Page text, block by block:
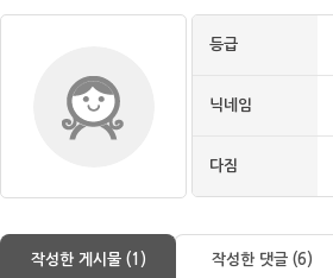
등급
닉네임
다짐
작성한 게시물 (1) 작성한 댓글 (6)